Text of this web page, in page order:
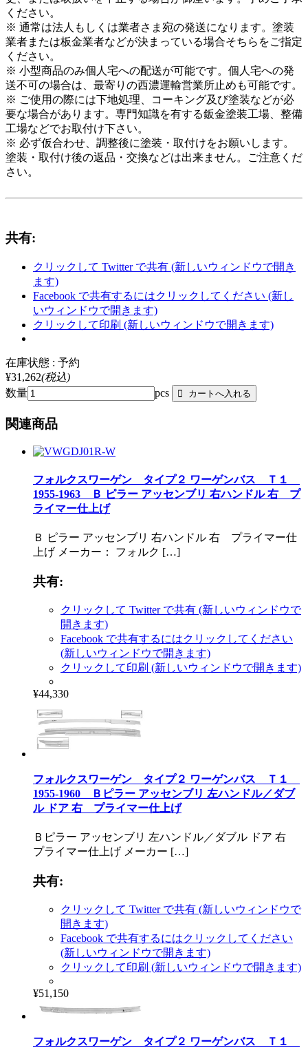
ください。
※ 通常は法人もしくは業者さま宛の発送になります。塗装
業者または板金業者などが決まっている場合そちらをご指定
ください。
※ 小型商品のみ個人宅への配送が可能です。個人宅への発
送不可の場合は、最寄りの西濃運輸営業所止めも可能です。
※ ご使用の際には下地処理、コーキング及び塗装などが必
要な場合があります。専門知識を有する鈑金塗装工場、整備
工場などでお取付け下さい。
※ 必ず仮合わせ、調整後に塗装・取付けをお願いします。
塗装・取付け後の返品・交換などは出来ません。ご注意くだ
さい。
共有:
クリックして Twitter で共有 (新しいウィンドウで開き
ます)
Facebook で共有するにはクリックしてください (新し
いウィンドウで開きます)
クリックして印刷 (新しいウィンドウで開きます)
在庫状態 : 予約
¥31,262(税込)
数量
pcs
関連商品
フォルクスワーゲン タイプ２ ワーゲンバス Ｔ１
1955-1963 Ｂ ピラー アッセンブリ 右ハンドル 右 プ
ライマー仕上げ
Ｂ ピラー アッセンブリ 右ハンドル 右 プライマー仕
上げ メーカー： フォルク […]
共有:
クリックして Twitter で共有 (新しいウィンドウで
開きます)
Facebook で共有するにはクリックしてください
(新しいウィンドウで開きます)
クリックして印刷 (新しいウィンドウで開きます)
¥44,330
フォルクスワーゲン タイプ２ ワーゲンバス Ｔ１
1955-1960 Ｂピラー アッセンブリ 左ハンドル／ダブ
ル ドア 右 プライマー仕上げ
Ｂピラー アッセンブリ 左ハンドル／ダブル ドア 右
プライマー仕上げ メーカー […]
共有:
クリックして Twitter で共有 (新しいウィンドウで
開きます)
Facebook で共有するにはクリックしてください
(新しいウィンドウで開きます)
クリックして印刷 (新しいウィンドウで開きます)
¥51,150
フォルクスワーゲン タイプ２ ワーゲンバス Ｔ１